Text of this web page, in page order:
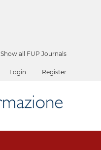
Show all FUP Journals
Login Register